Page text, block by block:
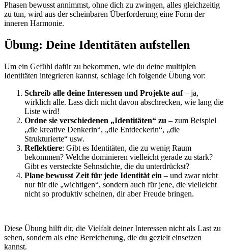
Phasen bewusst annimmst, ohne dich zu zwingen, alles gleichzeitig
zu tun, wird aus der scheinbaren Überforderung eine Form der
inneren Harmonie.
Übung: Deine Identitäten aufstellen
Um ein Gefühl dafür zu bekommen, wie du deine multiplen
Identitäten integrieren kannst, schlage ich folgende Übung vor:
Schreib alle deine Interessen und Projekte auf– ja,
wirklich alle. Lass dich nicht davon abschrecken, wie lang die
Liste wird!
Ordne sie verschiedenen „Identitäten“ zu – zum Beispiel
„die kreative Denkerin“, „die Entdeckerin“, „die
Strukturierte“ usw.
Reflektiere: Gibt es Identitäten, die zu wenig Raum
bekommen? Welche dominieren vielleicht gerade zu stark?
Gibt es versteckte Sehnsüchte, die du unterdrückst?
Plane bewusst Zeit für jede Identität ein – und zwar nicht
nur für die „wichtigen“, sondern auch für jene, die vielleicht
nicht so produktiv scheinen, dir aber Freude bringen.
Diese Übung hilft dir, die Vielfalt deiner Interessen nicht als Last zu
sehen, sondern als eine Bereicherung, die du gezielt einsetzen
kannst.